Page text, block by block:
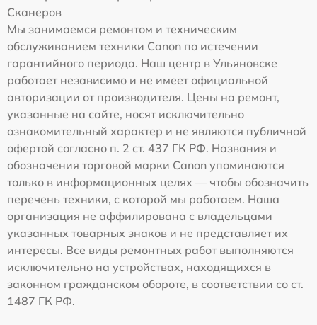
Сканеров
Мы занимаемся ремонтом и техническим
обслуживанием техники Canon по истечении
гарантийного периода. Наш центр в Ульяновске
работает независимо и не имеет официальной
авторизации от производителя. Цены на ремонт,
указанные на сайте, носят исключительно
ознакомительный характер и не являются публичной
офертой согласно п. 2 ст. 437 ГК РФ. Названия и
обозначения торговой марки Canon упоминаются
только в информационных целях — чтобы обозначить
перечень техники, с которой мы работаем. Наша
организация не аффилирована с владельцами
указанных товарных знаков и не представляет их
интересы. Все виды ремонтных работ выполняются
исключительно на устройствах, находящихся в
законном гражданском обороте, в соответствии со ст.
1487 ГК РФ.